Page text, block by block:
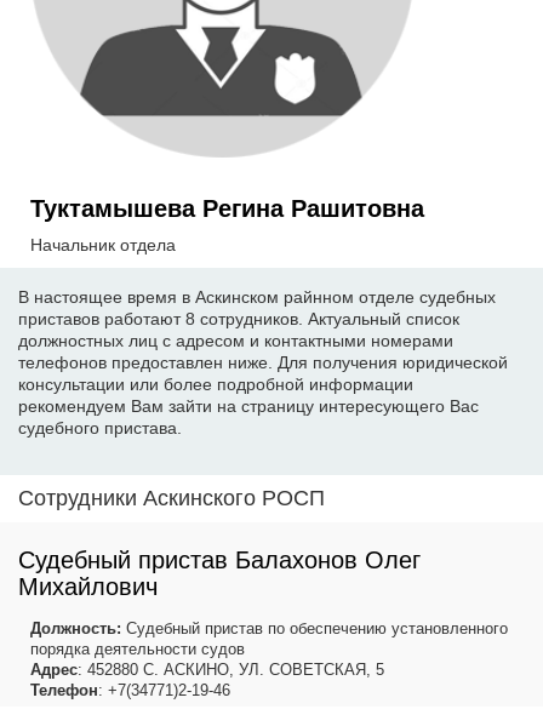
Туктамышева Регина Рашитовна
Начальник отдела
В настоящее время в Аскинском райнном отделе судебных
приставов работают 8 сотрудников. Актуальный список
должностных лиц с адресом и контактными номерами
телефонов предоставлен ниже. Для получения юридической
консультации или более подробной информации
рекомендуем Вам зайти на страницу интересующего Вас
судебного пристава.
Сотрудники Аскинского РОСП
Судебный пристав Балахонов Олег
Михайлович
Должность: Судебный пристав по обеспечению установленного
порядка деятельности судов
Адрес: 452880 С. АСКИНО, УЛ. СОВЕТСКАЯ, 5
Телефон: +7(34771)2-19-46